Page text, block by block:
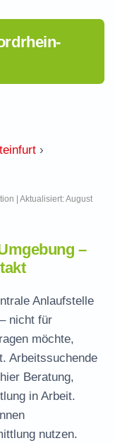
›
| Aktualisiert: August
–
Anlaufstelle
– nicht für
möchte,
Arbeitssuchende
Beratung,
in Arbeit.
nutzen.